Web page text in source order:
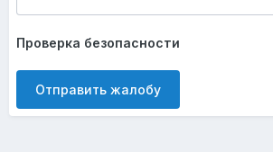
Проверка безопасности
Отправить жалобу